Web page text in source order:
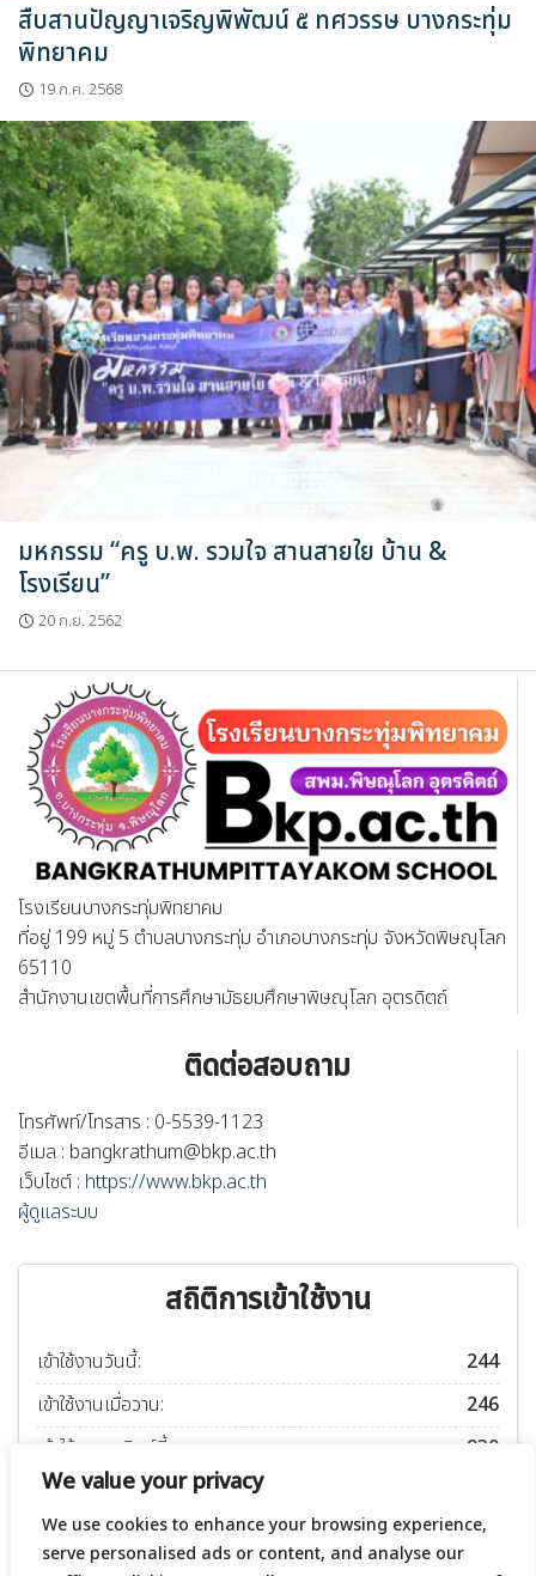
We value your privacy
We use cookies to enhance your browsing experience,
serve personalised ads or content, and analyse our
สืบสานปัญญาเจริญพิพัฒน์ ๕ ทศวรรษ บางกระทุ่ม
พิทยาคม
19 ก.ค. 2568
มหกรรม “ครู บ.พ. รวมใจ สานสายใย บ้าน &
โรงเรียน”
20 ก.ย. 2562
โรงเรียนบางกระทุ่มพิทยาคม
ที่อยู่ 199 หมู่ 5 ตำบลบางกระทุ่ม อำเภอบางกระทุ่ม จังหวัดพิษณุโลก
65110
สำนักงานเขตพื้นที่การศึกษามัธยมศึกษาพิษณุโลก อุตรดิตถ์
ติดต่อสอบถาม
โทรศัพท์/โทรสาร : 0-5539-1123
อีเมล : bangkrathum@bkp.ac.th
เว็บไซต์ : https://www.bkp.ac.th
ผู้ดูแลระบบ
สถิติการเข้าใช้งาน
เข้าใช้งานวันนี้:
244
เข้าใช้งานเมื่อวาน:
246
เข้าใช้งานอาทิตย์นี้:
930
เข้าใช้งานเดือนนี้:
เข้าใช้งานปีนี้:
52453